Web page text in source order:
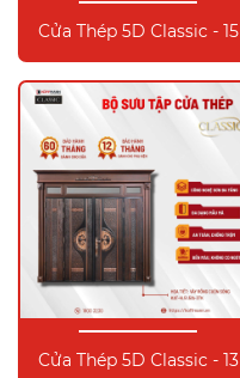
Cửa Thép 5D Classic - 15
Cửa Thép 5D Classic - 13